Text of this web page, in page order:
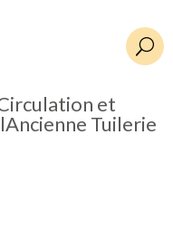
U
et
Tuilerie